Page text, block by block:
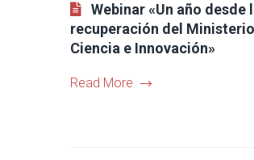
Webinar «Un año desde
recuperación del
Ciencia e Innovación»
Read More